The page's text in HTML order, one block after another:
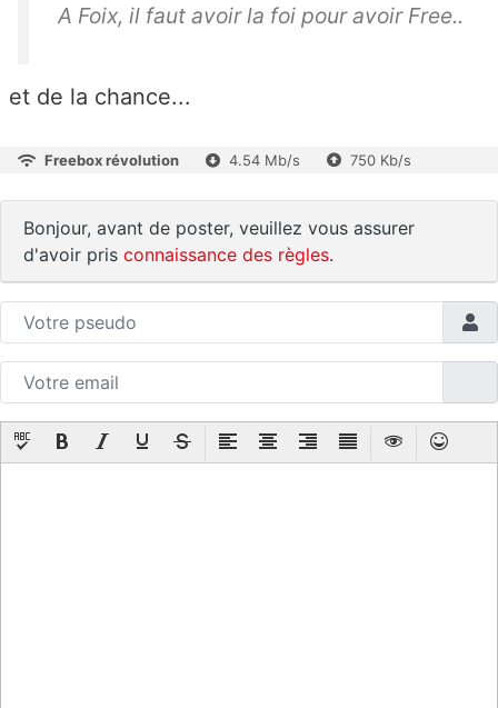
A Foix, il faut avoir la foi pour avoir Free..
et de la chance...
Freebox révolution 4.54 Mb/s 750 Kb/s
Bonjour, avant de poster, veuillez vous assurer
d'avoir pris connaissance des règles.